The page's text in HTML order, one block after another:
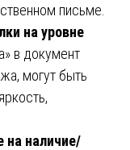
письме.
на уровне
в документ
могут быть
на наличие/